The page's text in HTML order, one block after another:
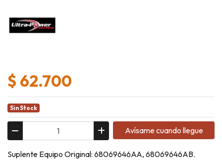
$ 62.700
Sin Stock
Avísame cuando llegue
Suplente Equipo Original: 68069646AA, 68069646AB.